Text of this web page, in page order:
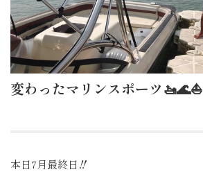
変わったマリンスポーツ🚤🌊⛵️
本日7月最終日‼️